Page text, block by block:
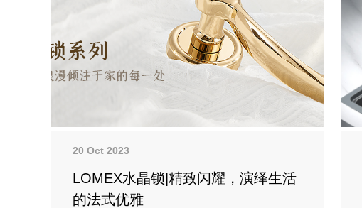
20 Oct 2023
LOMEX水晶锁|精致闪耀，演绎生活
的法式优雅